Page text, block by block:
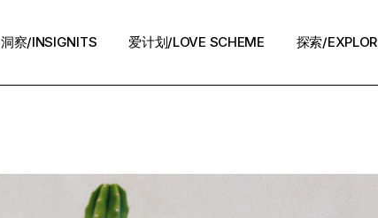
洞察/INSIGNITS 爱计划/LOVE SCHEME 探索/